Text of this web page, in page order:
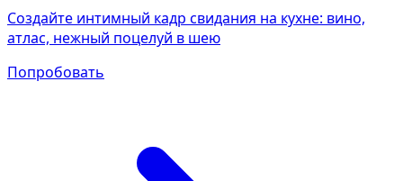
Создайте интимный кадр свидания на кухне: вино,
атлас, нежный поцелуй в шею
Попробовать